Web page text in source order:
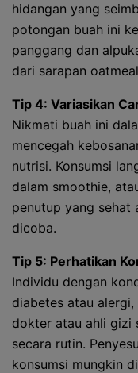
hidangan yang
potongan buah ini
panggang dan
dari sarapan
Tip 4: Variasikan
Nikmati buah ini
mencegah
nutrisi. Konsumsi
dalam smoothie,
penutup yang sehat
dicoba.
Tip 5: Perhatikan
Individu dengan
diabetes atau
dokter atau ahli gizi
secara rutin.
konsumsi mungkin